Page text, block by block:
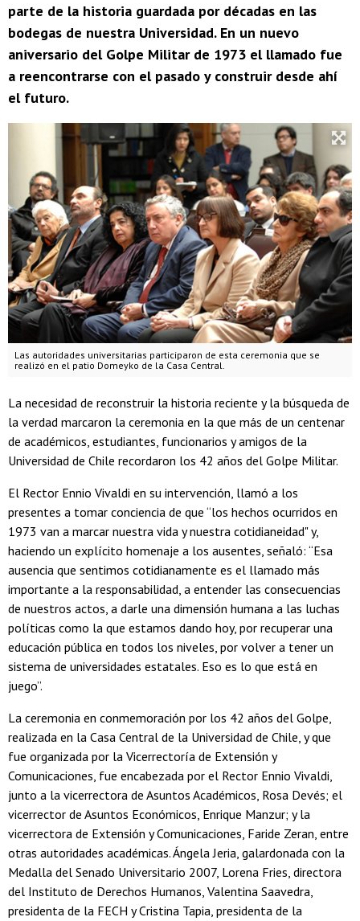
parte de la historia guardada por décadas en las
bodegas de nuestra Universidad. En un nuevo
aniversario del Golpe Militar de 1973 el llamado fue
a reencontrarse con el pasado y construir desde ahí
el futuro.
Las autoridades universitarias participaron de esta ceremonia que se
realizó en el patio Domeyko de la Casa Central.
La necesidad de reconstruir la historia reciente y la búsqueda de
la verdad marcaron la ceremonia en la que más de un centenar
de académicos, estudiantes, funcionarios y amigos de la
Universidad de Chile recordaron los 42 años del Golpe Militar.
El Rector Ennio Vivaldi en su intervención, llamó a los
presentes a tomar conciencia de que “los hechos ocurridos en
1973 van a marcar nuestra vida y nuestra cotidianeidad" y,
haciendo un explícito homenaje a los ausentes, señaló: “Esa
ausencia que sentimos cotidianamente es el llamado más
importante a la responsabilidad, a entender las consecuencias
de nuestros actos, a darle una dimensión humana a las luchas
políticas como la que estamos dando hoy, por recuperar una
educación pública en todos los niveles, por volver a tener un
sistema de universidades estatales. Eso es lo que está en
juego”.
La ceremonia en conmemoración por los 42 años del Golpe,
realizada en la Casa Central de la Universidad de Chile, y que
fue organizada por la Vicerrectoría de Extensión y
Comunicaciones, fue encabezada por el Rector Ennio Vivaldi,
junto a la vicerrectora de Asuntos Académicos, Rosa Devés; el
vicerrector de Asuntos Económicos, Enrique Manzur; y la
vicerrectora de Extensión y Comunicaciones, Faride Zeran, entre
otras autoridades académicas. Ángela Jeria, galardonada con la
Medalla del Senado Universitario 2007, Lorena Fries, directora
del Instituto de Derechos Humanos, Valentina Saavedra,
presidenta de la FECH y Cristina Tapia, presidenta de la